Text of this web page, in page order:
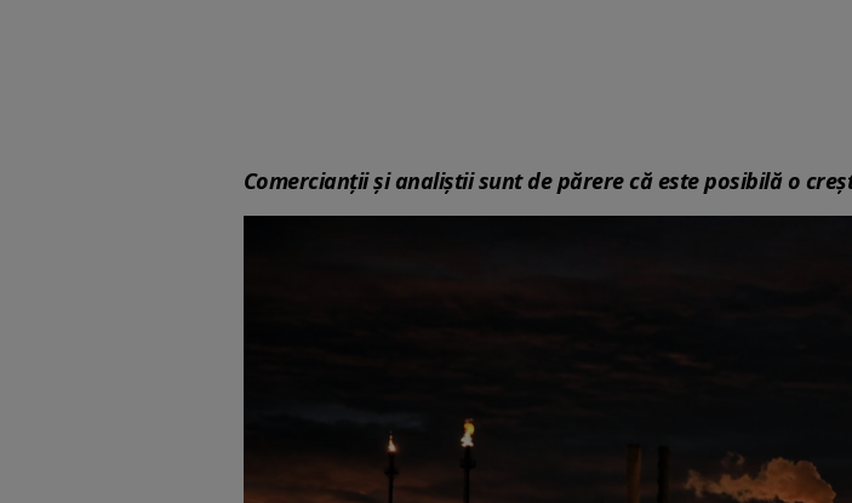
Comercianții și analiștii sunt de părere că este posibilă o